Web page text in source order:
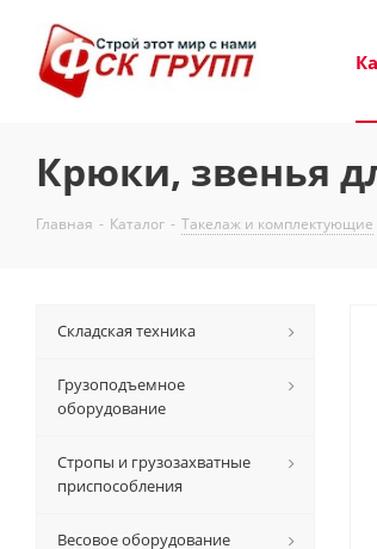
Крюки, звенья
Главная - Каталог - Такелаж и комплектующие
Складская техника
Грузоподъемное
оборудование
Стропы и грузозахватные
приспособления
Весовое оборудование